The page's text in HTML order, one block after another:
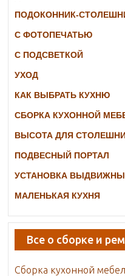
ПОДОКОННИК-
С ФОТОПЕЧАТЬЮ
С ПОДСВЕТКОЙ
УХОД
КАК ВЫБРАТЬ КУХНЮ
СБОРКА КУХОННОЙ
ВЫСОТА ДЛЯ
ПОДВЕСНЫЙ ПОРТАЛ
УСТАНОВКА
МАЛЕНЬКАЯ КУХНЯ
Все о сборке и
Сборка кухонной